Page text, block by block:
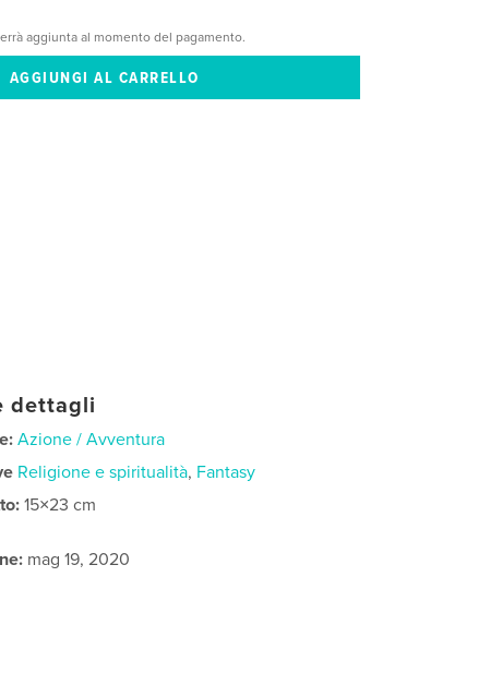
aggiunta al momento del pagamento.
dettagli
Azione / Avventura
Religione e spiritualità, Fantasy
15×23 cm
mag 19, 2020